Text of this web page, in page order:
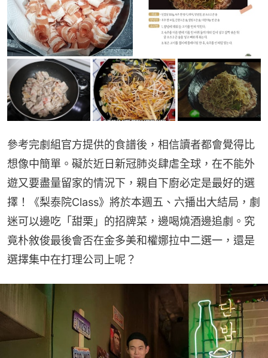
參考完劇組官方提供的食譜後，相信讀者都會覺得比
想像中簡單。礙於近日新冠肺炎肆虐全球，在不能外
遊又要盡量留家的情況下，親自下廚必定是最好的選
擇！《梨泰院Class》將於本週五、六播出大結局，劇
迷可以邊吃「甜栗」的招牌菜，邊喝燒酒邊追劇。究
竟朴敘俊最後會否在金多美和權娜拉中二選一，還是
選擇集中在打理公司上呢？